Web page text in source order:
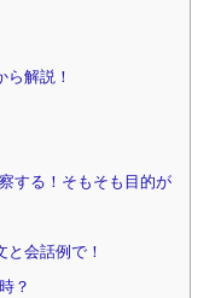
解説！
する！そもそも目的が
と会話例で！
？